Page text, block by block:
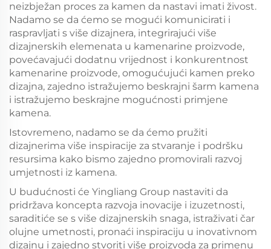
neizbježan proces za kamen da nastavi imati živost.
Nadamo se da ćemo se mogući komunicirati i
raspravljati s više dizajnera, integrirajući više
dizajnerskih elemenata u kamenarine proizvode,
povećavajući dodatnu vrijednost i konkurentnost
kamenarine proizvode, omogućujući kamen preko
dizajna, zajedno istražujemo beskrajni šarm kamena
i istražujemo beskrajne mogućnosti primjene
kamena.
Istovremeno, nadamo se da ćemo pružiti
dizajnerima više inspiracije za stvaranje i podršku
resursima kako bismo zajedno promovirali razvoj
umjetnosti iz kamena.
U budućnosti će Yingliang Group nastaviti da
pridržava koncepta razvoja inovacije i izuzetnosti,
saraditiće se s više dizajnerskih snaga, istraživati čar
olujne umetnosti, pronaći inspiraciju u inovativnom
dizajnu i zajedno stvoriti više proizvoda za primenu